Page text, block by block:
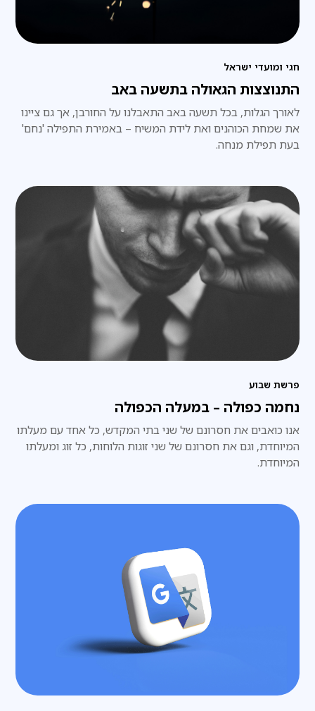
חגי ומועדי ישראל
התנוצצות הגאולה בתשעה באב
לאורך הגלות, בכל תשעה באב התאבלנו על החורבן, אך גם ציינו
את שמחת הכוהנים ואת לידת המשיח – באמירת התפילה 'נחם'
בעת תפילת מנחה.
פרשת שבוע
נחמה כפולה – במעלה הכפולה
אנו כואבים את חסרונם של שני בתי המקדש, כל אחד עם מעלתו
המיוחדת, וגם את חסרונם של שני זוגות הלוחות, כל זוג ומעלתו
המיוחדת.